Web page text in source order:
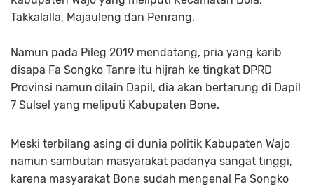
Takkalalla, Majauleng dan Penrang.
Namun pada Pileg 2019 mendatang, pria yang karib
disapa Fa Songko Tanre itu hijrah ke tingkat DPRD
Provinsi namun dilain Dapil, dia akan bertarung di Dapil
7 Sulsel yang meliputi Kabupaten Bone.
Meski terbilang asing di dunia politik Kabupaten Wajo
namun sambutan masyarakat padanya sangat tinggi,
karena masyarakat Bone sudah mengenal Fa Songko